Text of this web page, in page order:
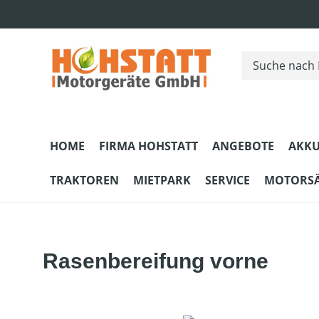
HOME FIRMA HOHSTATT ANGEBOTE
TRAKTOREN MIETPARK SERVICE
Rasenbereifung vorne